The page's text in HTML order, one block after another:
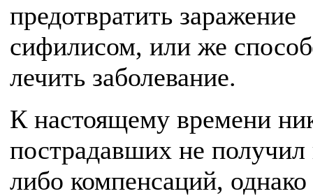
предотвратить заражение
сифилисом, или же
лечить заболевание.
К настоящему времени
пострадавших не получил
либо компенсаций, однако